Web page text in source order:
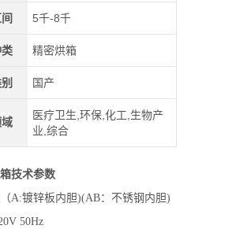
5千-8千
精密烘箱
国产
医疗卫生,环保,化工,生物产
业,综合
技术参数
镀锌板内胆)(AB：不锈钢内胆)
50Hz